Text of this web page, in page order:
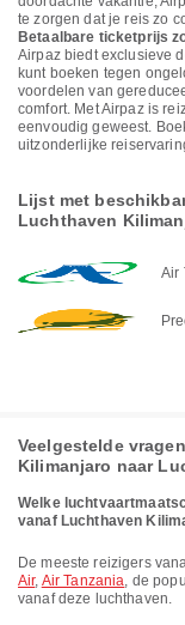
te zorgen dat je reis zo
Betaalbare ticketprijs
Airpaz biedt exclusieve
kunt boeken tegen
voordelen van
comfort. Met Airpaz is
eenvoudig geweest.
uitzonderlijke
Lijst met
Luchthaven
Air
Veelgestelde
Kilimanjaro naar
Welke
vanaf Luchthaven
De meeste reizigers
Air, Air Tanzania, de
vanaf deze luchthaven.